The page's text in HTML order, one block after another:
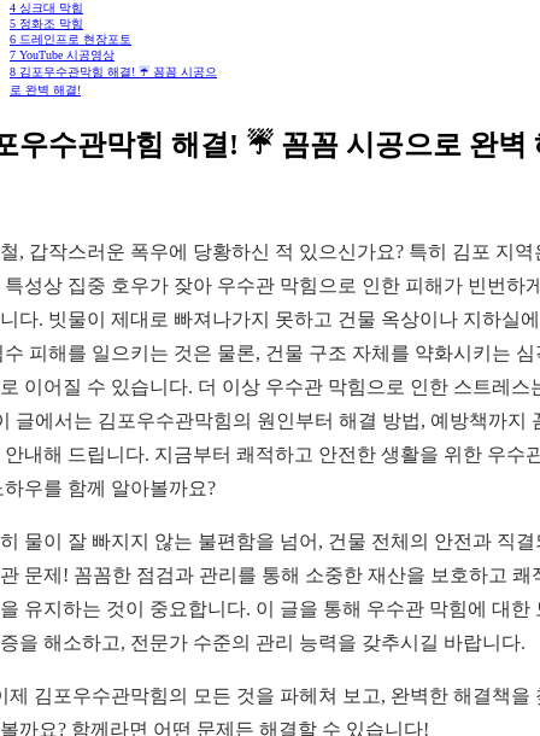
4 싱크대 막힘
5 정화조 막힘
6 드레인프로 현장포토
7 YouTube 시공영상
8 김포우수관막힘 해결! ☔️ 꼼꼼 시공으
로 완벽 해결!
우수관막힘 해결! ☔️ 꼼꼼 시공으로 완벽
, 갑작스러운 폭우에 당황하신 적 있으신가요? 특히 김포 지역
특성상 집중 호우가 잦아 우수관 막힘으로 인한 피해가 빈번하
다. 빗물이 제대로 빠져나가지 못하고 건물 옥상이나 지하실
수 피해를 일으키는 것은 물론, 건물 구조 자체를 약화시키는 심
이어질 수 있습니다. 더 이상 우수관 막힘으로 인한 스트레스
글에서는 김포우수관막힘의 원인부터 해결 방법, 예방책까지
안내해 드립니다. 지금부터 쾌적하고 안전한 생활을 위한 우수
하우를 함께 알아볼까요?
물이 잘 빠지지 않는 불편함을 넘어, 건물 전체의 안전과 직결
문제! 꼼꼼한 점검과 관리를 통해 소중한 재산을 보호하고 쾌
유지하는 것이 중요합니다. 이 글을 통해 우수관 막힘에 대한
을 해소하고, 전문가 수준의 관리 능력을 갖추시길 바랍니다.
제 김포우수관막힘의 모든 것을 파헤쳐 보고, 완벽한 해결책을
까요? 함께라면 어떤 문제든 해결할 수 있습니다!